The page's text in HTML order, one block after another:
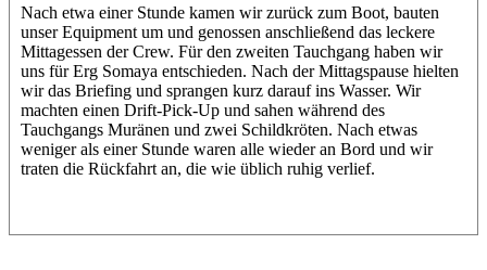
Nach etwa einer Stunde kamen wir zurück zum Boot, bauten
unser Equipment um und genossen anschließend das leckere
Mittagessen der Crew. Für den zweiten Tauchgang haben wir
uns für Erg Somaya entschieden. Nach der Mittagspause hielten
wir das Briefing und sprangen kurz darauf ins Wasser. Wir
machten einen Drift-Pick-Up und sahen während des
Tauchgangs Muränen und zwei Schildkröten. Nach etwas
weniger als einer Stunde waren alle wieder an Bord und wir
traten die Rückfahrt an, die wie üblich ruhig verlief.